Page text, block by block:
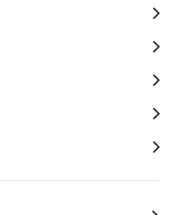
ルネサス
スタータ